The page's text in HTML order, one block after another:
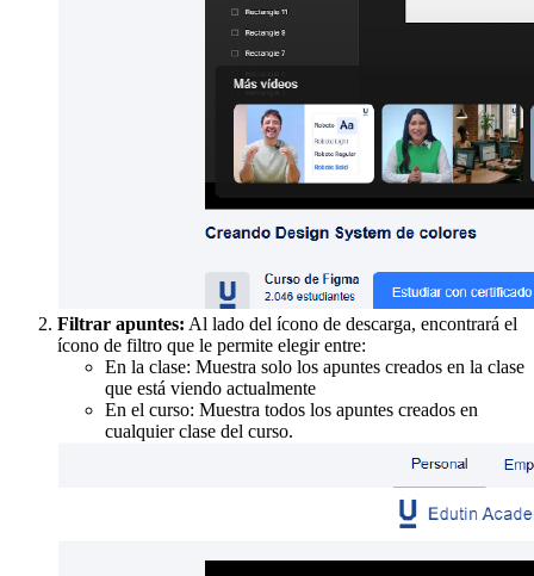
Filtrar apuntes: Al lado del ícono de descarga, encontrará el
ícono de filtro que le permite elegir entre:
En la clase: Muestra solo los apuntes creados en la clase
que está viendo actualmente
En el curso: Muestra todos los apuntes creados en
cualquier clase del curso.